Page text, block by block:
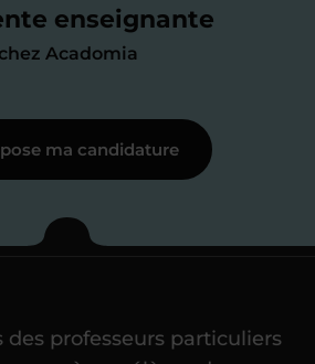
enseignante
chez Acadomia
au besoin) et
direct avec un chargé de
mes
validée,mon
ma candidature
des professeurs particuliers